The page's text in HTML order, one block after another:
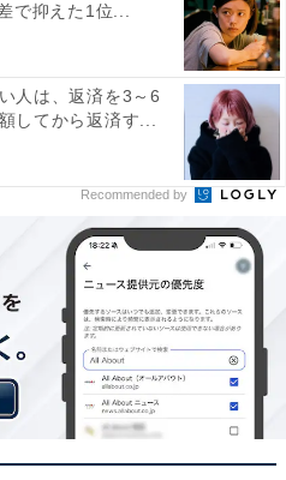
い設定と魅力的なキャラク
白いです」（滋賀県・30代
がバラエティ豊富で魅力
の割合が丁度良く、個人的
で一番好き」（長崎県・30
した。
マです
キング結果も見る
で抑えた1位...
人は、返済を3～6
してから返済す...
Recommended by